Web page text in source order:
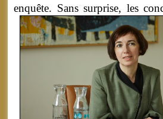
enquête. Sans surprise, les